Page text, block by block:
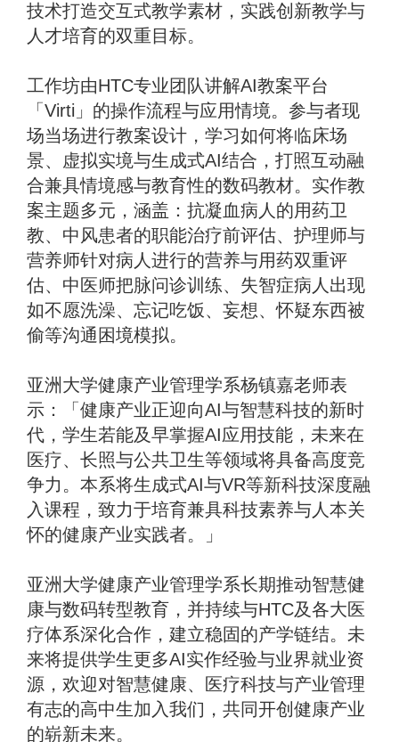
技术打造交互式教学素材，实践创新教学与
人才培育的双重目标。
工作坊由HTC专业团队讲解AI教案平台
「Virti」的操作流程与应用情境。参与者现
场当场进行教案设计，学习如何将临床场
景、虚拟实境与生成式AI结合，打照互动融
合兼具情境感与教育性的数码教材。实作教
案主题多元，涵盖：抗凝血病人的用药卫
教、中风患者的职能治疗前评估、护理师与
营养师针对病人进行的营养与用药双重评
估、中医师把脉问诊训练、失智症病人出现
如不愿洗澡、忘记吃饭、妄想、怀疑东西被
偷等沟通困境模拟。
亚洲大学健康产业管理学系杨镇嘉老师表
示：「健康产业正迎向AI与智慧科技的新时
代，学生若能及早掌握AI应用技能，未来在
医疗、长照与公共卫生等领域将具备高度竞
争力。本系将生成式AI与VR等新科技深度融
入课程，致力于培育兼具科技素养与人本关
怀的健康产业实践者。」
亚洲大学健康产业管理学系长期推动智慧健
康与数码转型教育，并持续与HTC及各大医
疗体系深化合作，建立稳固的产学链结。未
来将提供学生更多AI实作经验与业界就业资
源，欢迎对智慧健康、医疗科技与产业管理
有志的高中生加入我们，共同开创健康产业
的崭新未来。